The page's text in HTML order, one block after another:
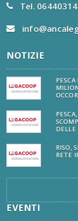
Tel.
NOTIZIE
DELLE
RISO,
RETE
EVENTI